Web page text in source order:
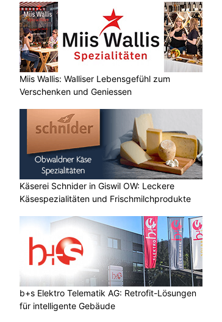
Miis Wallis: Walliser Lebensgefühl zum
Verschenken und Geniessen
Käserei Schnider in Giswil OW: Leckere
Käsespezialitäten und Frischmilchprodukte
b+s Elektro Telematik AG: Retrofit-Lösungen
für intelligente Gebäude